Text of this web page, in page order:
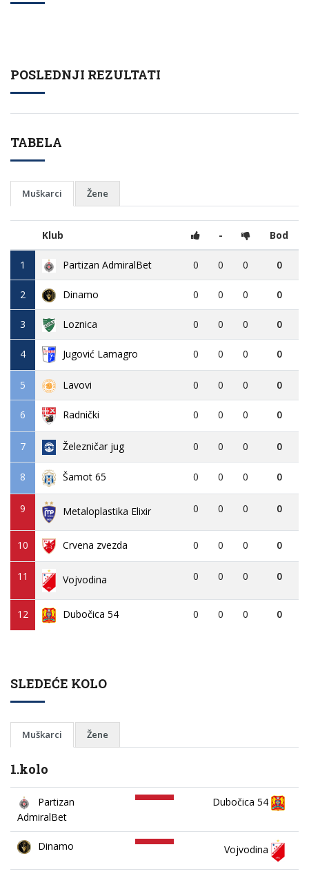
POSLEDNJI REZULTATI
TABELA
Muškarci Žene
Klub - Bod
1 Partizan AdmiralBet 0 0 0 0
2 Dinamo 0 0 0 0
3 Loznica 0 0 0 0
4 Jugović Lamagro 0 0 0 0
5 Lavovi 0 0 0 0
6 Radnički 0 0 0 0
7 Železničar jug 0 0 0 0
8 Šamot 65 0 0 0 0
9 Metaloplastika Elixir 0 0 0 0
10 Crvena zvezda 0 0 0 0
11 Vojvodina 0 0 0 0
12 Dubočica 54 0 0 0 0
SLEDEĆE KOLO
Muškarci Žene
1.kolo
Partizan
AdmiralBet
Dubočica 54
Dinamo Vojvodina